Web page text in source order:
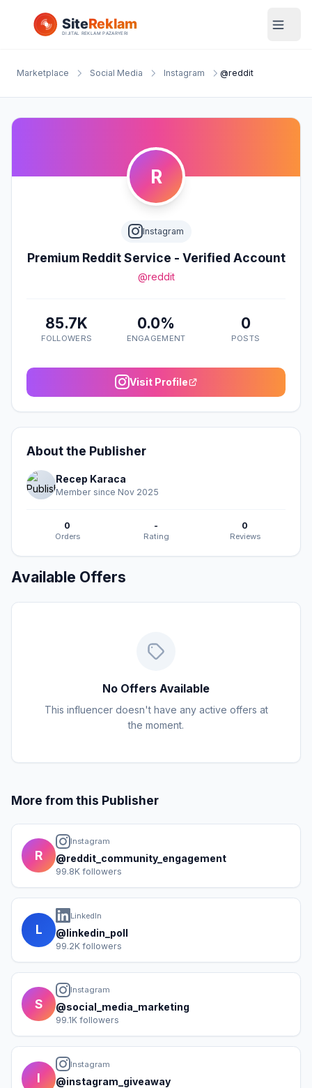
Marketplace Social Media Instagram @reddit
R
Instagram
Premium Reddit Service - Verified Account
@reddit
85.7K
FOLLOWERS
0.0%
ENGAGEMENT
0
POSTS
Visit Profile
About the Publisher
Recep Karaca
Member since Nov 2025
0
Orders
-
Rating
0
Reviews
Available Offers
No Offers Available
This influencer doesn't have any active offers at
the moment.
More from this Publisher
R
Instagram
@reddit_community_engagement
99.8K followers
L
LinkedIn
@linkedin_poll
99.2K followers
S
Instagram
@social_media_marketing
99.1K followers
I
Instagram
@instagram_giveaway